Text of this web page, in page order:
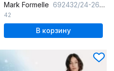
Mark Formelle 692432/24-26600Ц-20 сочная_лаванда
42
В корзину